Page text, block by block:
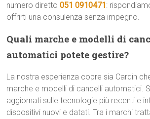
numero diretto051 0910471:
offrirti una consulenza senza impegno.
Quali marche e modelli di
automatici potete gestire?
La nostra esperienza copre sia Cardin
marche e modelli di cancelli automatici.
aggiornati sulle tecnologie più recenti e
dispositivi nuovi e datati. Tra i marchi